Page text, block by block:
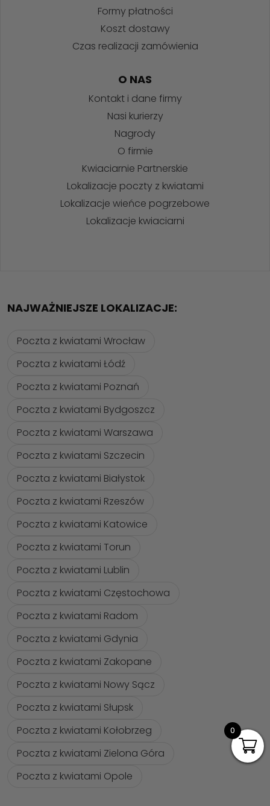
Formy płatności
Koszt dostawy
Czas realizacji zamówienia
O NAS
Kontakt i dane firmy
Nasi kurierzy
Nagrody
O firmie
Kwiaciarnie Partnerskie
Lokalizacje poczty z kwiatami
Lokalizacje wieńce pogrzebowe
Lokalizacje kwiaciarni
NAJWAŻNIEJSZE LOKALIZACJE:
Poczta z kwiatami Wrocław
Poczta z kwiatami Łódź
Poczta z kwiatami Poznań
Poczta z kwiatami Bydgoszcz
Poczta z kwiatami Warszawa
Poczta z kwiatami Szczecin
Poczta z kwiatami Białystok
Poczta z kwiatami Rzeszów
Poczta z kwiatami Katowice
Poczta z kwiatami Torun
Poczta z kwiatami Lublin
Poczta z kwiatami Częstochowa
Poczta z kwiatami Radom
Poczta z kwiatami Gdynia
Poczta z kwiatami Zakopane
Poczta z kwiatami Nowy Sącz
Poczta z kwiatami Słupsk
Poczta z kwiatami Kołobrzeg
Poczta z kwiatami Zielona Góra
Poczta z kwiatami Opole
0